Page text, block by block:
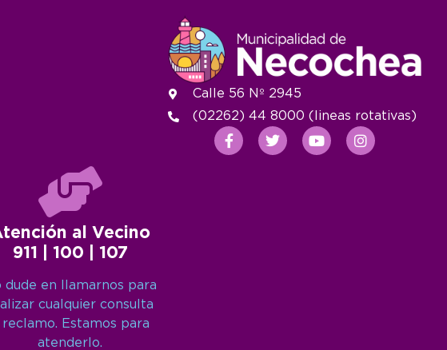
al Vecino
911 | 100 | 107
dude en llamarnos para
cualquier consulta
reclamo. Estamos para
atenderlo.
Calle 56 Nº 2945
(02262) 44 8000 (lineas rotativas)